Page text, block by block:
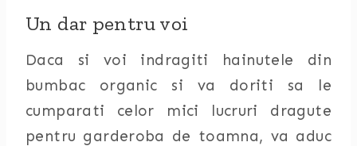
Un dar pentru voi
Daca si voi indragiti hainutele din
bumbac organic si va doriti sa le
cumparati celor mici lucruri dragute
pentru garderoba de toamna, va aduc